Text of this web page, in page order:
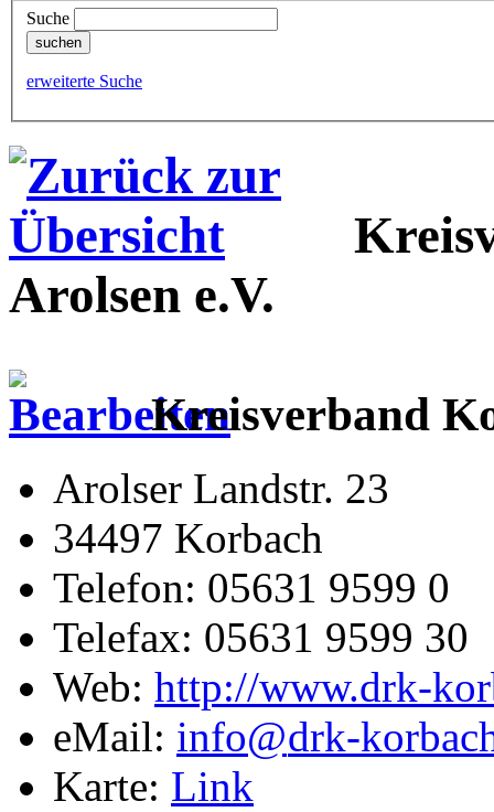
Suche
erweiterte Suche
Arolsen e.V.
Kreisverband
Arolser Landstr. 23
34497 Korbach
Telefon: 05631 9599 0
Telefax: 05631 9599 30
Web: http://www.drk-
eMail: info@drk-
Karte: Link